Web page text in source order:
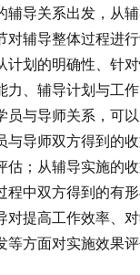
辅导关系出发，从
对辅导整体过程进
计划的明确性、针
力、辅导计划与工
员与导师关系，可
与导师双方得到的
估；从辅导实施的
程中双方得到的有
对提高工作效率、
方面对实施效果评